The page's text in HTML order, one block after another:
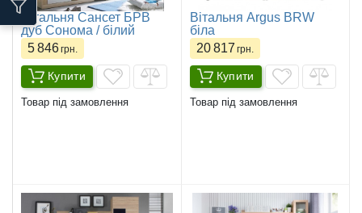
​Вітальня Сансет БРВ
дуб Сонома / білий
5 846грн.
Купити
Товар під замовлення
Вітальня Argus BRW
біла
20 817 грн.
Купити
Товар під замовлення